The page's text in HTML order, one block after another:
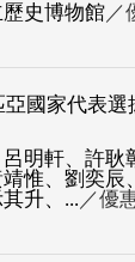
史博物館／
國家代表選
明軒、許耿
惟、劉奕辰
升、... ／優